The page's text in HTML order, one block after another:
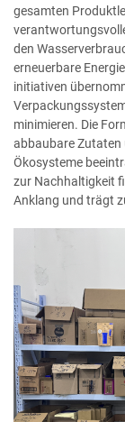
gesamten
den
erneuerbare
initiativen
minimieren. Die
abbaubare Zutaten
Ökosysteme
zur Nachhaltigkeit
Anklang und trägt